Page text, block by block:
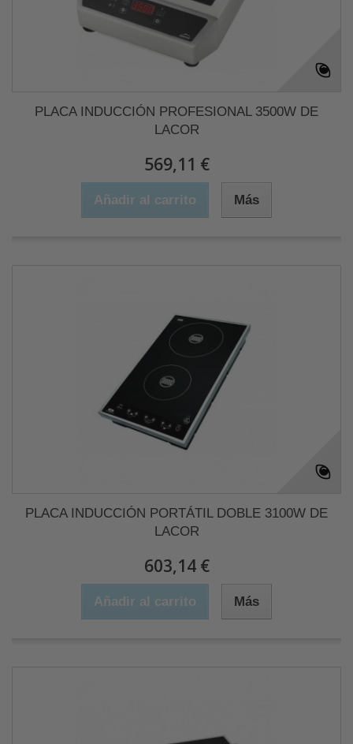
PLACA INDUCCIÓN PROFESIONAL 3500W DE
LACOR
569,11 €
Añadir al carrito Más
PLACA INDUCCIÓN PORTÁTIL DOBLE 3100W DE
LACOR
603,14 €
Añadir al carrito Más